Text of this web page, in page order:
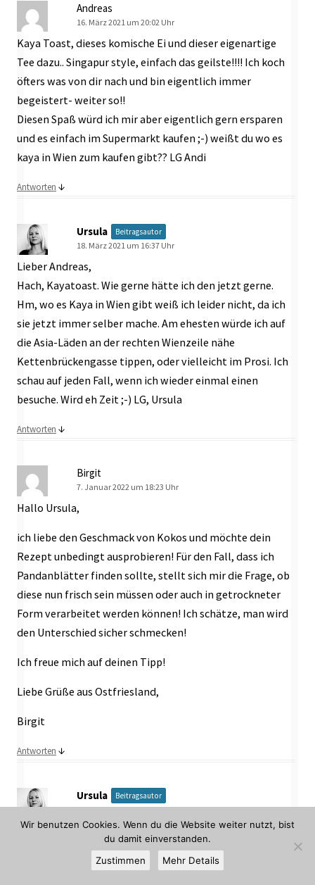
Andreas
16. März 2021 um 20:02 Uhr
Kaya Toast, dieses komische Ei und dieser eigenartige
Tee dazu.. Singapur style, einfach das geilste!!!! Ich koch
öfters was von dir nach und bin eigentlich immer
begeistert- weiter so!!
Diesen Spaß würd ich mir aber eigentlich gern ersparen
und es einfach im Supermarkt kaufen ;-) weißt du wo es
kaya in Wien zum kaufen gibt?? LG Andi
Antworten ↓
Ursula Beitragsautor
18. März 2021 um 16:37 Uhr
Lieber Andreas,
Hach, Kayatoast. Wie gerne hätte ich den jetzt gerne.
Hm, wo es Kaya in Wien gibt weiß ich leider nicht, da ich
sie jetzt immer selber mache. Am ehesten würde ich auf
die Asia-Läden an der rechten Wienzeile nähe
Kettenbrückengasse tippen, oder vielleicht im Prosi. Ich
schau auf jeden Fall, wenn ich wieder einmal einen
besuche. Wird eh Zeit ;-) LG, Ursula
Antworten ↓
Birgit
7. Januar 2022 um 18:23 Uhr
Hallo Ursula,
ich liebe den Geschmack von Kokos und möchte dein
Rezept unbedingt ausprobieren! Für den Fall, dass ich
Pandanblätter finden sollte, stellt sich mir die Frage, ob
diese nun frisch sein müssen oder auch in getrockneter
Form verarbeitet werden können! Ich schätze, man wird
den Unterschied sicher schmecken!
Ich freue mich auf deinen Tipp!
Liebe Grüße aus Ostfriesland,
Birgit
Antworten ↓
Ursula Beitragsautor
7. Januar 2022 um 19:00 Uhr
Liebe Birgit,
Eigentlich verlangt das Rezept nach frischen
Pandanblättern (Gefrierfach im Asia-Laden). Mit
Wir benutzen Cookies. Wenn du die Website weiter nutzt, bist
du damit einverstanden.
Zustimmen
Mehr Details